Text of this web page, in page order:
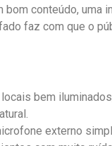
bom conteúdo, uma
faz com que o
locais bem
externo